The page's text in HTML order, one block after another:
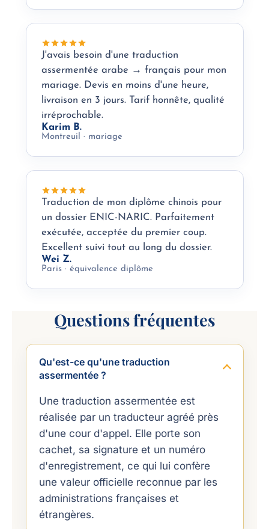
J'avais besoin d'une traduction
assermentée arabe → français pour mon
mariage. Devis en moins d'une heure,
livraison en 3 jours. Tarif honnête, qualité
irréprochable.
Karim B.
Montreuil · mariage
Traduction de mon diplôme chinois pour
un dossier ENIC-NARIC. Parfaitement
exécutée, acceptée du premier coup.
Excellent suivi tout au long du dossier.
Wei Z.
Paris · équivalence diplôme
Questions fréquentes
Qu'est-ce qu'une traduction
assermentée ?
Une traduction assermentée est
réalisée par un traducteur agréé près
d'une cour d'appel. Elle porte son
cachet, sa signature et un numéro
d'enregistrement, ce qui lui confère
une valeur officielle reconnue par les
administrations françaises et
étrangères.